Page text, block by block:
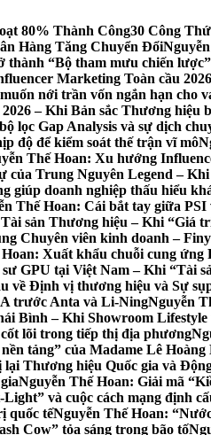
80% Thành Công30 Công
Hàng Tăng Chuyển Đổi
thành “Bộ tham mưu chiến
Marketing Toàn cầu
nới trần vốn ngắn hạn
– Khi Bản sắc Thương hiệu
lọc Gap Analysis và sự dịch
độ để kiểm soát thế trận vĩ mô
Thế Hoan: Xu hướng
của Trung Nguyên Legend –
giúp doanh nghiệp thấu hiểu
Thế Hoan: Cái bắt tay giữa
sản Thương hiệu – Khi “Giá
Chuyên viên kinh doanh – Finy
Xuất khẩu chuỗi cung
GPU tại Việt Nam – Khi “Tài
về Định vị thương hiệu và Sự
trước Anta và Li-NingNguyễn
Bình – Khi Showroom
lõi trong tiếp thị địa phương
tảng” của Madame Lê
Thương hiệu Quốc gia và
Nguyễn Thế Hoan: Giải mã
và cuộc cách mạng định
quốc tếNguyễn Thế Hoan:
Cow” tỏa sáng trong bão tố